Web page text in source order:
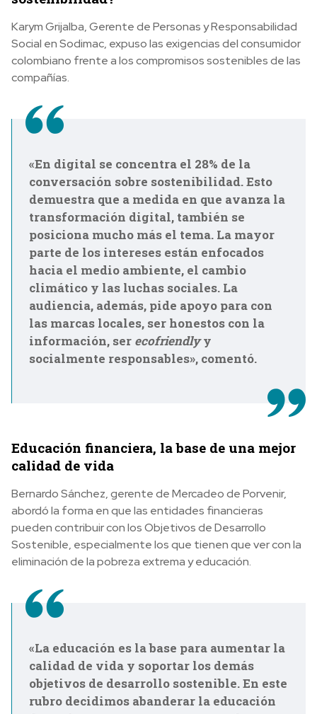
Karym Grijalba, Gerente de Personas y Responsabilidad
Social en Sodimac, expuso las exigencias del consumidor
colombiano frente a los compromisos sostenibles de las
compañías.
«En digital se concentra el 28% de la
conversación sobre sostenibilidad. Esto
demuestra que a medida en que avanza la
transformación digital, también se
posiciona mucho más el tema. La mayor
parte de los intereses están enfocados
hacia el medio ambiente, el cambio
climático y las luchas sociales. La
audiencia, además, pide apoyo para con
las marcas locales, ser honestos con la
información, ser ecofriendlyy
socialmente responsables», comentó.
Educación financiera, la base de una mejor
calidad de vida
Bernardo Sánchez, gerente de Mercadeo de Porvenir,
abordó la forma en que las entidades financieras
pueden contribuir con los Objetivos de Desarrollo
Sostenible, especialmente los que tienen que ver con la
eliminación de la pobreza extrema y educación.
«La educación es la base para aumentar la
calidad de vida y soportar los demás
objetivos de desarrollo sostenible. En este
rubro decidimos abanderar la educación